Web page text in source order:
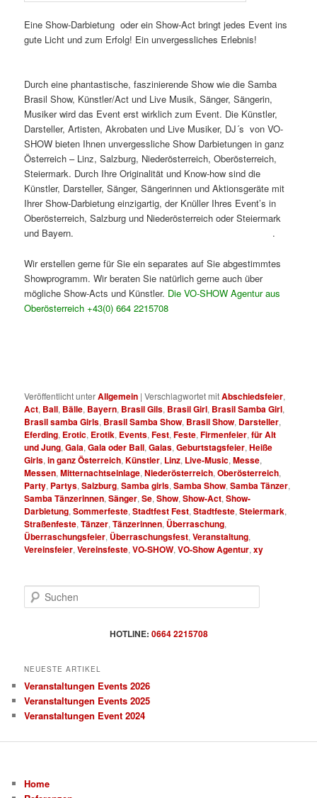
Eine Show-Darbietung oder ein Show-Act bringt jedes Event ins
gute Licht und zum Erfolg! Ein unvergessliches Erlebnis!
Durch eine phantastische, faszinierende Show wie die Samba
Brasil Show, Künstler/Act und Live Musik, Sänger, Sängerin,
Musiker wird das Event erst wirklich zum Event. Die Künstler,
Darsteller, Artisten, Akrobaten und Live Musiker, DJ´s von VO-
SHOW bieten Ihnen unvergessliche Show Darbietungen in ganz
Österreich – Linz, Salzburg, Niederösterreich, Oberösterreich,
Steiermark. Durch Ihre Originalität und Know-how sind die
Künstler, Darsteller, Sänger, Sängerinnen und Aktionsgeräte mit
Ihrer Show-Darbietung einzigartig, der Knüller Ihres Event’s in
Oberösterreich, Salzburg und Niederösterreich oder Steiermark
und Bayern.
.
Wir erstellen gerne für Sie ein separates auf Sie abgestimmtes
Showprogramm. Wir beraten Sie natürlich gerne auch über
mögliche Show-Acts und Künstler. Die VO-SHOW Agentur aus
Oberösterreich +43(0) 664 2215708
Veröffentlicht unterAllgemein |Verschlagwortet mitAbschiedsfeier,
Act, Ball, Bälle, Bayern, Brasil Gils, Brasil Girl, Brasil Samba Girl,
Brasil samba Girls, Brasil Samba Show, Brasil Show, Darsteller,
Eferding, Erotic, Erotik, Events,Fest,Feste,Firmenfeier,für Alt
und Jung,Gala,Gala oder Ball,Galas,Geburtstagsfeier,Heiße
Girls,in ganz Österreich,Künstler, Linz, Live-Music,Messe,
Messen,Mitternachtseinlage,Niederösterreich,Oberösterreich,
Party, Partys,Salzburg,Samba girls,Samba Show,Samba Tänzer,
Samba Tänzerinnen,Sänger,Se,Show,Show-Act,Show-
Darbietung,Sommerfeste,Stadtfest Fest,Stadtfeste,Steiermark,
Straßenfeste,Tänzer,Tänzerinnen, Überraschung,
Überraschungsfeier, Überraschungsfest,Veranstaltung,
Vereinsfeier,Vereinsfeste,VO-SHOW,VO-Show Agentur,xy
u
HOTLINE: 0664 2215708
NEUESTE ARTIKEL
Veranstaltungen Events 2026
Veranstaltungen Events 2025
Veranstaltungen Event 2024
Home